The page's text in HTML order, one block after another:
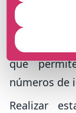
Para
que
números de
Realizar